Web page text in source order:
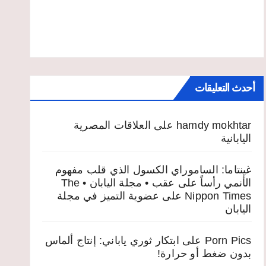
أحدث التعليقات
hamdy mokhtar على العلاقات المصرية
اليابانية
غينتاما: الساموراي الكسول الذي قلب مفهوم
الأنمي رأساً على عقب • مجلة اليابان • The
Nippon Times على عضوية التميز في مجلة
اليابان
Porn Pics على
ابتكار ثوري ياباني: إنتاج ألماس
بدون ضغط أو حرارة!